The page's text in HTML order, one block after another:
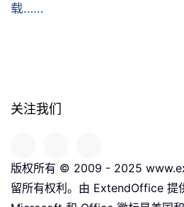
载……
关注我们
版权所有 © 2009 - 2025
留所有权利。由 ExtendOffice 提